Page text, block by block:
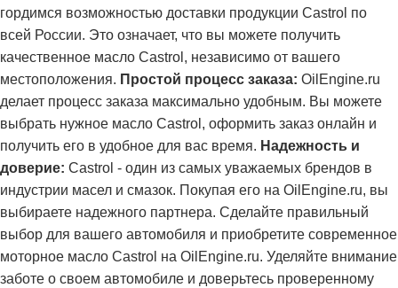
гордимся возможностью доставки продукции Castrol по
всей России. Это означает, что вы можете получить
качественное масло Castrol, независимо от вашего
местоположения. Простой процесс заказа: OilEngine.ru
делает процесс заказа максимально удобным. Вы можете
выбрать нужное масло Castrol, оформить заказ онлайн и
получить его в удобное для вас время. Надежность и
доверие: Castrol - один из самых уважаемых брендов в
индустрии масел и смазок. Покупая его на OilEngine.ru, вы
выбираете надежного партнера. Сделайте правильный
выбор для вашего автомобиля и приобретите современное
моторное масло Castrol на OilEngine.ru. Уделяйте внимание
заботе о своем автомобиле и доверьтесь проверенному